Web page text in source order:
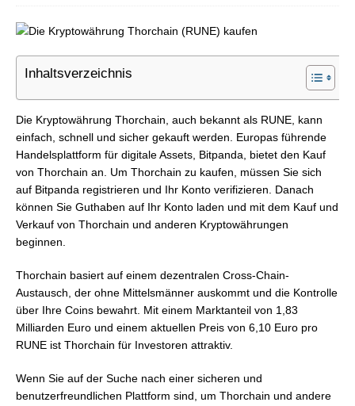
Inhaltsverzeichnis
Die Kryptowährung Thorchain, auch bekannt als RUNE, kann
einfach, schnell und sicher gekauft werden. Europas führende
Handelsplattform für digitale Assets, Bitpanda, bietet den Kauf
von Thorchain an. Um Thorchain zu kaufen, müssen Sie sich
auf Bitpanda registrieren und Ihr Konto verifizieren. Danach
können Sie Guthaben auf Ihr Konto laden und mit dem Kauf und
Verkauf von Thorchain und anderen Kryptowährungen
beginnen.
Thorchain basiert auf einem dezentralen Cross-Chain-
Austausch, der ohne Mittelsmänner auskommt und die Kontrolle
über Ihre Coins bewahrt. Mit einem Marktanteil von 1,83
Milliarden Euro und einem aktuellen Preis von 6,10 Euro pro
RUNE ist Thorchain für Investoren attraktiv.
Wenn Sie auf der Suche nach einer sicheren und
benutzerfreundlichen Plattform sind, um Thorchain und andere